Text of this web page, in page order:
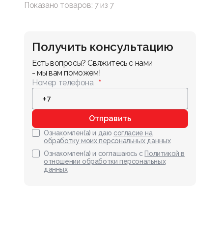
Показано товаров: 7из 7
Получить консультацию
Есть вопросы? Свяжитесь с нами
- мы вам поможем!
Номер телефона
Отправить
Ознакомлен(а) и даю согласие на
обработку моих персональных данных
Ознакомлен(а) и соглашаюсь с Политикой в
отношении обработки персональных
данных